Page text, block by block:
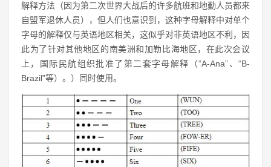
解释方法（因为第二次世界大战后的许多航班和地勤人员都来
自盟军退休人员），但人们也意识到，这种字母解释中对单个
字母的解释仅与英语地区相关，这似乎对非英语地区不利，因
此为了针对其他地区的南美洲和加勒比海地区，在此次会议
上，国际民航组织批准了第二套字母解释（“A-Ana”、“B-
Brazil”等）。）同时使用。